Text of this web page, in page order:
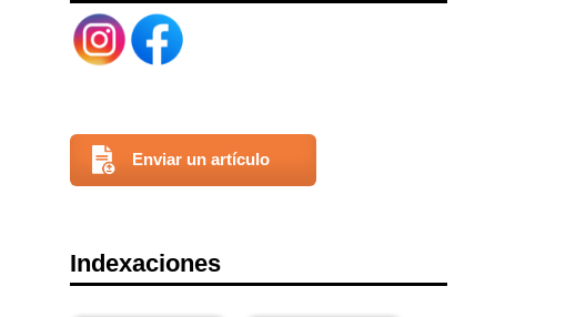
Enviar un artículo
Indexaciones